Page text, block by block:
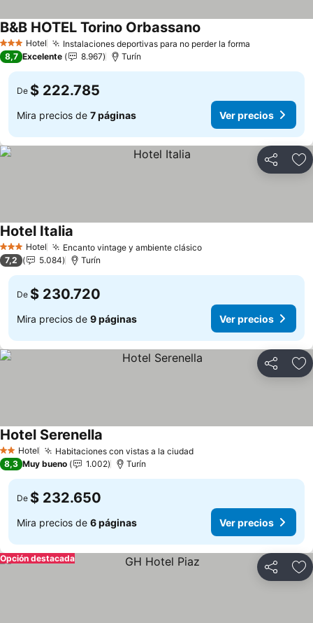
3 Estrellas
Hotel Instalaciones deportivas para no perder la forma
B&B HOTEL Torino Orbassano
8,7 Excelente 8.967 Turín
De $ 222.785
Mira precios de 7 páginas Ver precios
Compartir
3 Estrellas
Hotel Encanto vintage y ambiente clásico
Hotel Italia
7,2 5.084 Turín
De $ 230.720
Mira precios de 9 páginas Ver precios
Compartir
2 Estrellas
Hotel Habitaciones con vistas a la ciudad
Hotel Serenella
8,3 Muy bueno 1.002 Turín
De $ 232.650
Mira precios de 6 páginas Ver precios
Compartir
Opción destacada